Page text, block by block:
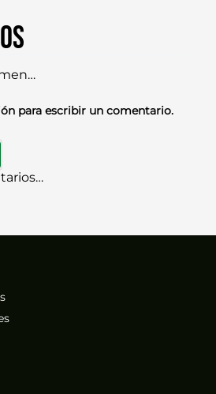
para escribir un comentario.